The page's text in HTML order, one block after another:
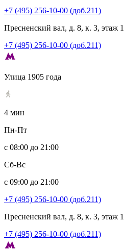
+7 (495) 256-10-00 (доб.211)
Пресненский вал, д. 8, к. 3, этаж 1
+7 (495) 256-10-00 (доб.211)
Улица 1905 года
4 мин
Пн-Пт
с 08:00 до 21:00
Сб-Вс
с 09:00 до 21:00
+7 (495) 256-10-00 (доб.211)
Пресненский вал, д. 8, к. 3, этаж 1
+7 (495) 256-10-00 (доб.211)